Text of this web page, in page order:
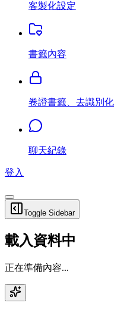
客製化設定
書籤內容
卷證書籤、去識別化
聊天紀錄
登入
Toggle Sidebar
載入資料中
正在準備內容...